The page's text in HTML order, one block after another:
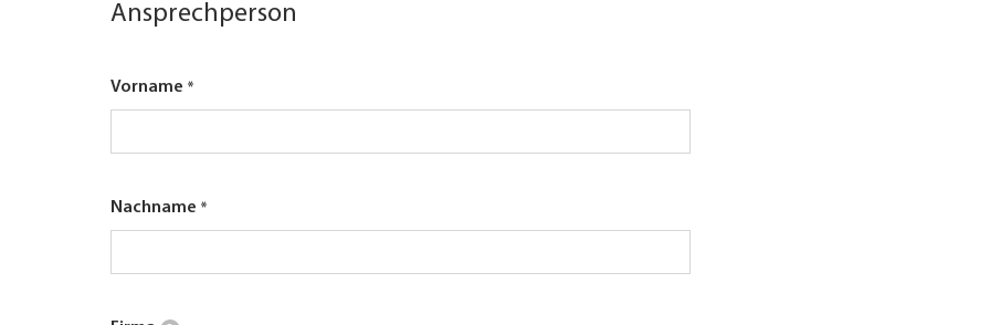
Ansprechperson
Vorname
Nachname